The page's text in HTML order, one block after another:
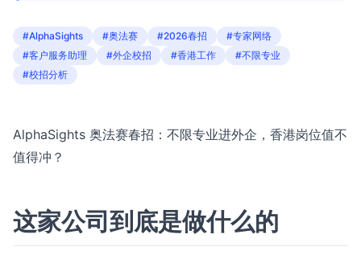
#AlphaSights #奥法赛 #2026春招
#专家网络
#客户服务助理
#外企校招 #香港工作
#不限专业
#校招分析
AlphaSights 奥法赛春招：不限专业进外企，香港岗位值不
值得冲？
这家公司到底是做什么的